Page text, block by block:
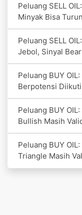
Peluang SELL
Minyak Bisa
Peluang SELL
Jebol, Sinyal
Peluang BUY
Berpotensi
Peluang BUY
Bullish Masih
Peluang BUY
Triangle Masih